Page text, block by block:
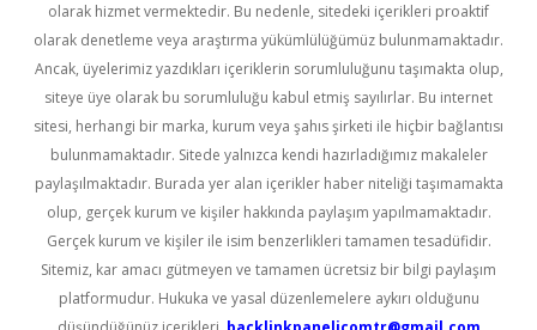
olarak hizmet vermektedir. Bu nedenle, sitedeki içerikleri proaktif
olarak denetleme veya araştırma yükümlülüğümüz bulunmamaktadır.
Ancak, üyelerimiz yazdıkları içeriklerin sorumluluğunu taşımakta olup,
siteye üye olarak bu sorumluluğu kabul etmiş sayılırlar. Bu internet
sitesi, herhangi bir marka, kurum veya şahıs şirketi ile hiçbir bağlantısı
bulunmamaktadır. Sitede yalnızca kendi hazırladığımız makaleler
paylaşılmaktadır. Burada yer alan içerikler haber niteliği taşımamakta
olup, gerçek kurum ve kişiler hakkında paylaşım yapılmamaktadır.
Gerçek kurum ve kişiler ile isim benzerlikleri tamamen tesadüfidir.
Sitemiz, kar amacı gütmeyen ve tamamen ücretsiz bir bilgi paylaşım
platformudur. Hukuka ve yasal düzenlemelere aykırı olduğunu